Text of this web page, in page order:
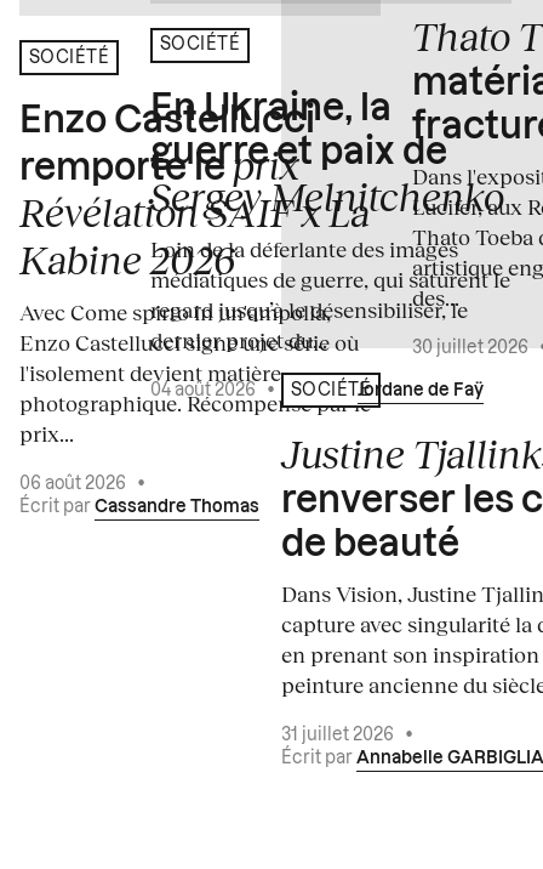
SOCIÉTÉ
Enzo Castellucci
remporte le prix
Révélation SAIF x La
Kabine 2026
Avec Come spirto in un'ampolla,
Enzo Castellucci signe une série où
l'isolement devient matière
photographique. Récompensé par le
prix...
06 août 2026
•
Écrit par Cassandre Thomas
SOCIÉTÉ
En Ukraine, la
guerre et paix de
Sergey Melnitchenko
Loin de la déferlante des images
médiatiques de guerre, qui saturent le
regard jusqu’à le désensibiliser, le
dernier projet du...
04 août 2026 • Écrit par Jordane de Faÿ
SOCIÉTÉ
Justine
renverser les
de beauté
Dans Vision, Justine
capture avec singularité la
en prenant son inspiration
peinture ancienne du
31 juillet 2026
•
Écrit par Annabelle GARBIGLIA
Thato
Dans
Lucifer, aux
Thato Toeba
artistique
des...
30 juillet 2026